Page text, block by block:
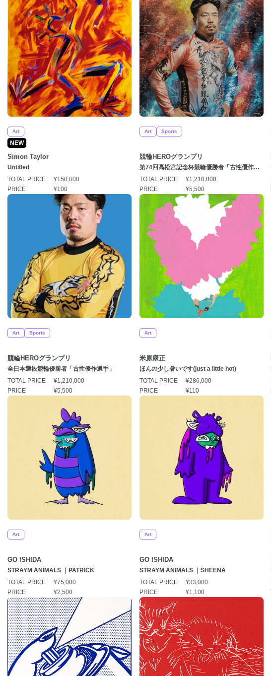
Art
NEW
Simon Taylor
Untitled
TOTAL PRICE
¥150,000
PRICE
¥100
Art Sports
競輪HEROグランプリ
第74回高松宮記念杯競輪優勝者「古性優作
（こしょう ゆうさく）選手」
TOTAL PRICE
¥1,210,000
PRICE
¥5,500
Art Sports
競輪HEROグランプリ
全日本選抜競輪優勝者「古性優作選手」
TOTAL PRICE
¥1,210,000
PRICE
¥5,500
Art
米原康正
ほんの少し暑いです(just a little hot)
TOTAL PRICE
¥286,000
PRICE
¥110
Art
GO ISHIDA
STRAYM ANIMALS ｜PATRICK
TOTAL PRICE
¥75,000
PRICE
¥2,500
Art
GO ISHIDA
STRAYM ANIMALS ｜SHEENA
TOTAL PRICE
¥33,000
PRICE
¥1,100